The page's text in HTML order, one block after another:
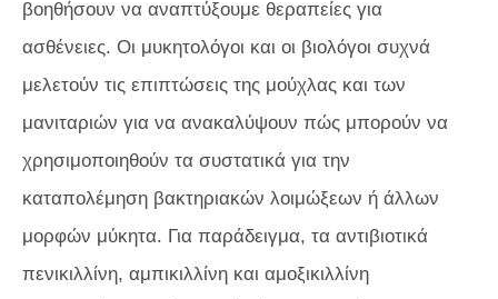
βοηθήσουν να αναπτύξουμε θεραπείες για
ασθένειες. Οι μυκητολόγοι και οι βιολόγοι συχνά
μελετούν τις επιπτώσεις της μούχλας και των
μανιταριών για να ανακαλύψουν πώς μπορούν να
χρησιμοποιηθούν τα συστατικά για την
καταπολέμηση βακτηριακών λοιμώξεων ή άλλων
μορφών μύκητα. Για παράδειγμα, τα αντιβιοτικά
πενικιλλίνη, αμπικιλλίνη και αμοξικιλλίνη